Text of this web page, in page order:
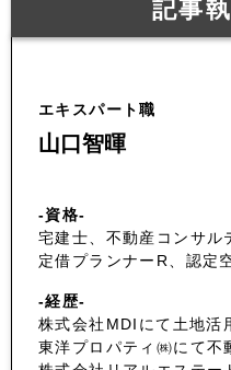
記事
エキスパート職
山口智暉
-資格-
宅建士、不動産コンサル
定借プランナーR、認定
-経歴-
株式会社MDIにて土地活
東洋プロパティ㈱にて不